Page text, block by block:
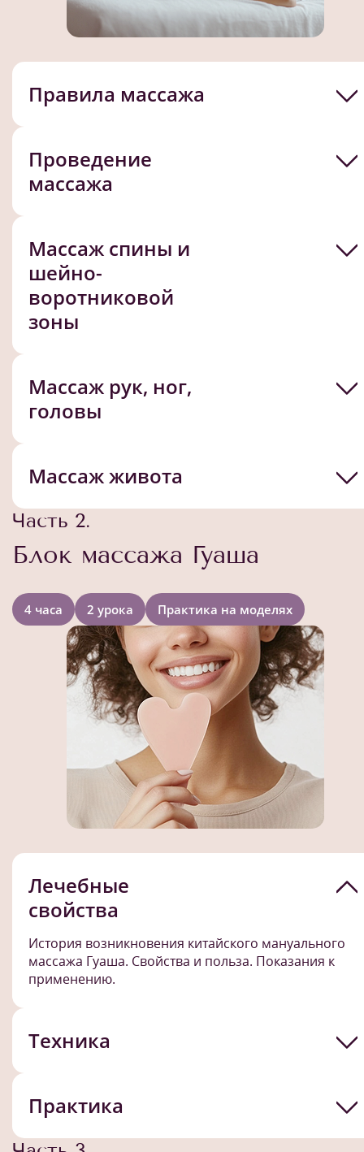
Правила массажа
Проведение
массажа
Массаж спины и
шейно-
воротниковой
зоны
Массаж рук, ног,
головы
Массаж живота
Часть 2.
Блок массажа Гуаша
4 часа 2 урока Практика на моделях
Лечебные
свойства
История возникновения китайского мануального
массажа Гуаша. Свойства и польза. Показания к
применению.
Техника
Практика